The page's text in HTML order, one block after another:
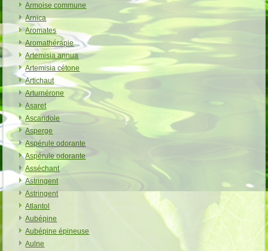
Armoise commune
Arnica
Aromates
Aromathérapie
Artemisia annua
Artemisia cétone
Artichaut
Arturnérone
Asaret
Ascaridole
Asperge
Aspérule odorante
Aspérule odorante
Asséchant
Astringent
Astringent
Atlantol
Aubépine
Aubépine épineuse
Aulne